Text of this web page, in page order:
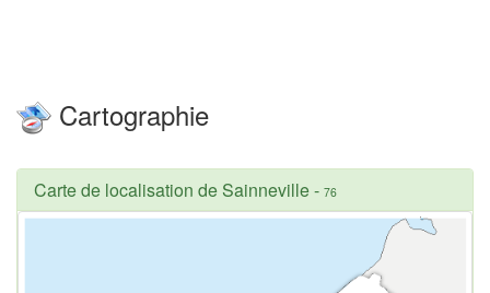
Cartographie
Carte de localisation de Sainneville- 76